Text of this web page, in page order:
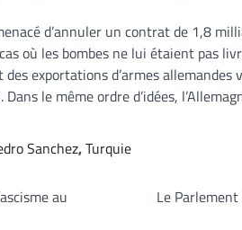
d’annuler un contrat de 1,8
où les bombes ne lui étaient pas
exportations d’armes allemandes
le même ordre d’idées,
Sanchez,Turquie
au
Le